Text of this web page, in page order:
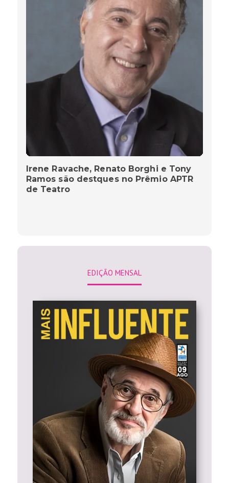
Irene Ravache, Renato Borghi e Tony
Ramos são destques no Prêmio APTR
de Teatro
EDIÇÃO MENSAL